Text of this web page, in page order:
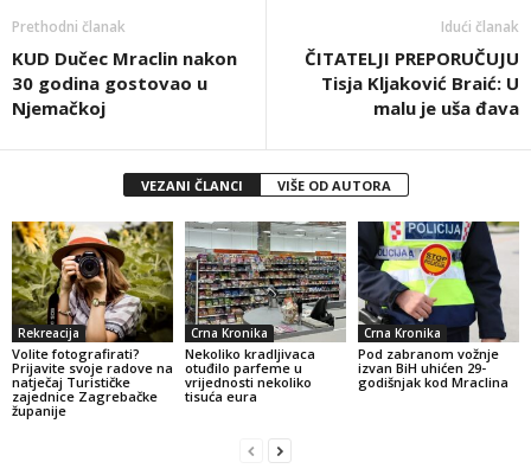
Prethodni članak
KUD Dučec Mraclin nakon
30 godina gostovao u
Njemačkoj
Idući članak
ČITATELJI PREPORUČUJU
Tisja Kljaković Braić: U
malu je uša đava
VEZANI ČLANCI VIŠE OD AUTORA
Rekreacija
Volite fotografirati?
Prijavite svoje radove na
natječaj Turističke
zajednice Zagrebačke
županije
Crna Kronika
Nekoliko kradljivaca
otuđilo parfeme u
vrijednosti nekoliko
tisuća eura
Crna Kronika
Pod zabranom vožnje
izvan BiH uhićen 29-
godišnjak kod Mraclina